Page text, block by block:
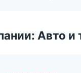
Авто и